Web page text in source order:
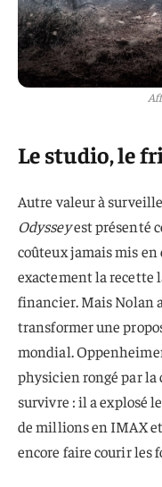
Le studio, le
Autre valeur à
Odysseyest présenté
coûteux jamais mis en
exactement la recette
financier. Mais Nolan
transformer une
mondial.
physicien rongé par
survivre : il a explosé
de millions en IMAX
encore faire courir les